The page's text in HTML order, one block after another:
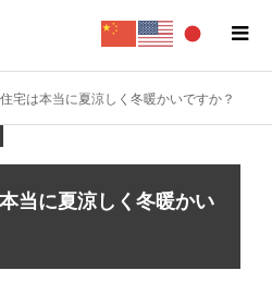
宅は本当に夏涼しく冬暖かいですか？
当に夏涼しく冬暖かい